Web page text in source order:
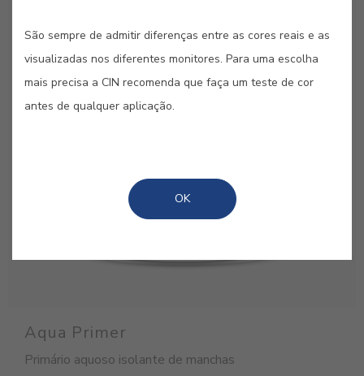
Aqua Primer
Primário aquoso isolante de manchas
São sempre de admitir diferenças entre as cores reais e as
visualizadas nos diferentes monitores. Para uma escolha
mais precisa a CIN recomenda que faça um teste de cor
antes de qualquer aplicação.
OK